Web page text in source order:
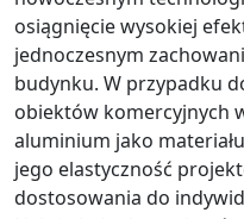
osiągnięcie wysokiej
jednoczesnym
budynku. W przypadku
obiektów komercyjnych
aluminium jako
jego elastyczność
dostosowania do